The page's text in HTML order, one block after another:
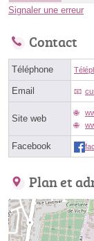
Signaler une erreur
Contact
Téléphone
Email
Site web
Facebook
Plan et